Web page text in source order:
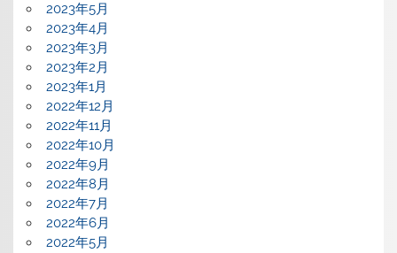
2023年5月
2023年4月
2023年3月
2023年2月
2023年1月
2022年12月
2022年11月
2022年10月
2022年9月
2022年8月
2022年7月
2022年6月
2022年5月